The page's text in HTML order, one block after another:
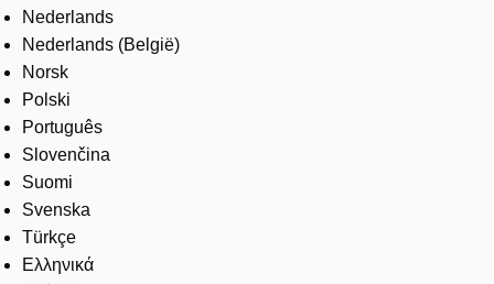
Nederlands
Nederlands (België)
Norsk
Polski
Português
Slovenčina
Suomi
Svenska
Türkçe
Ελληνικά